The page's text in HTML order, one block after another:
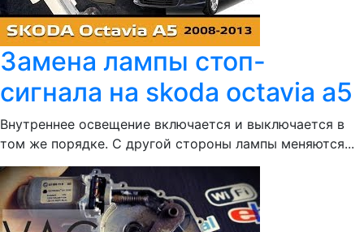
Замена лампы стоп-
сигнала на skoda octavia a5
Внутреннее освещение включается и выключается в
том же порядке. С другой стороны лампы меняются...